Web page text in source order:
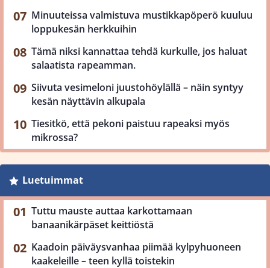
Minuuteissa valmistuva mustikkapöperö kuuluu
loppukesän herkkuihin
Tämä niksi kannattaa tehdä kurkulle, jos haluat
salaatista rapeamman.
Siivuta vesimeloni juustohöylällä – näin syntyy
kesän näyttävin alkupala
Tiesitkö, että pekoni paistuu rapeaksi myös
mikrossa?
Luetuimmat
Tuttu mauste auttaa karkottamaan
banaanikärpäset keittiöstä
Kaadoin päiväysvanhaa piimää kylpyhuoneen
kaakeleille – teen kyllä toistekin